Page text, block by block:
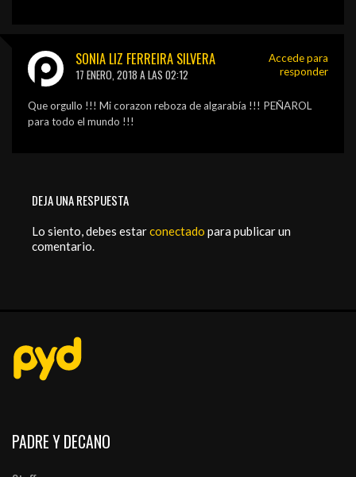
SONIA LIZ FERREIRA SILVERA
17 ENERO, 2018 A LAS 02:12
Que orgullo !!! Mi corazon reboza de algarabía !!! PEÑAROL
para todo el mundo !!!
Accede para
responder
DEJA UNA RESPUESTA
Lo siento, debes estarconectado para publicar un
comentario.
PADRE Y DECANO